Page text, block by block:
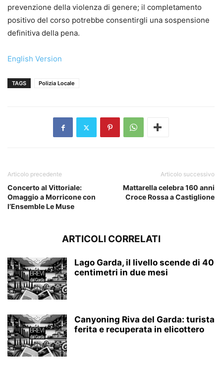
prevenzione della violenza di genere; il completamento
positivo del corso potrebbe consentirgli una sospensione
definitiva della pena.
English Version
TAGS Polizia Locale
Articolo precedente
Concerto al Vittoriale:
Omaggio a Morricone con
l’Ensemble Le Muse
Articolo successivo
Mattarella celebra 160 anni
Croce Rossa a Castiglione
ARTICOLI CORRELATI
Lago Garda, il livello scende di 40
centimetri in due mesi
Canyoning Riva del Garda: turista
ferita e recuperata in elicottero